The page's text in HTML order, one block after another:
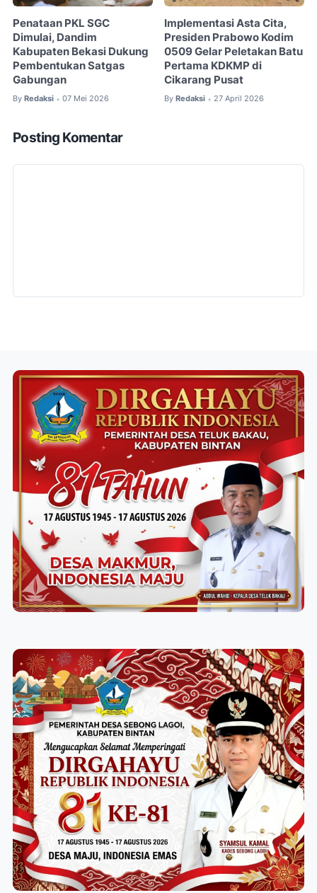
Penataan PKL SGC
Dimulai, Dandim
Kabupaten Bekasi Dukung
Pembentukan Satgas
Gabungan
By Redaksi • 07 Mei 2026
Implementasi Asta Cita,
Presiden Prabowo Kodim
0509 Gelar Peletakan Batu
Pertama KDKMP di
Cikarang Pusat
By Redaksi • 27 April 2026
Posting Komentar